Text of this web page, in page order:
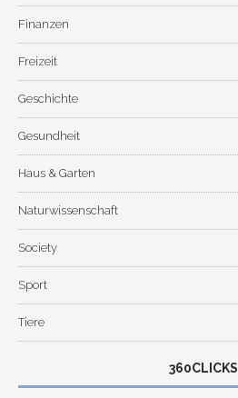
Finanzen
Freizeit
Geschichte
Gesundheit
Haus & Garten
Naturwissenschaft
Society
Sport
Tiere
360CLICKS